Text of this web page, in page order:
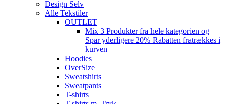
Design Selv
Alle Tekstiler
OUTLET
Mix 3 Produkter fra hele kategorien og
Spar yderligere 20% Rabatten fratrækkes i
kurven
Hoodies
OverSize
Sweatshirts
Sweatpants
T-shirts